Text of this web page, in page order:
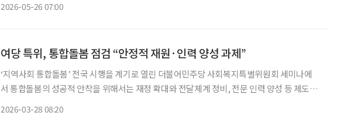
2026-05-26 07:00
여당 특위, 통합돌봄 점검 “안정적 재원·인력 양성 과제”
‘지역사회 통합돌봄’ 전국 시행을 계기로 열린 더불어민주당 사회복지특별위원회 세미나에
서 통합돌봄의 성공적 안착을 위해서는 재정 확대와 전달체계 정비, 전문 인력 양성 등 제도
2026-03-28 08:20